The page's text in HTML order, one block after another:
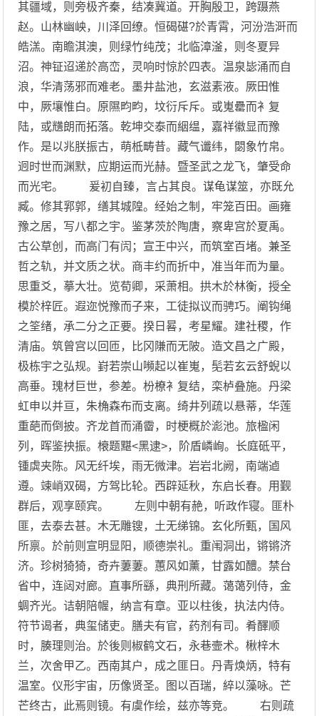
其疆域，则旁极齐秦，结凑冀道。开胸殷卫，跨蹑燕
赵。山林幽岟，川泽回缭。恒碣碪?於青霄，河汾浩涆而
皓溔。南瞻淇澳，则绿竹纯茂；北临漳滏，则冬夏异
沼。神钲迢递於高峦，灵响时惊於四表。温泉毖涌而自
浪，华清荡邪而难老。墨井盐池，玄滋素液。厥田惟
中，厥壤惟白。原隰畇畇，坟衍斥斥。或嵬罍而衤复
陆，或黋朗而拓落。乾坤交泰而絪缊，嘉祥徽显而豫
作。是以兆朕振古，萌柢畴昔。藏气谶纬，閟象竹帛。
迥时世而渊默，应期运而光赫。暨圣武之龙飞，肇受命
而光宅。 爰初自臻，言占其良。谋龟谋筮，亦既允
臧。修其郛郭，缮其城隍。经始之制，牢笼百田。画雍
豫之居，写八都之宇。鉴茅茨於陶唐，察卑宫於夏禹。
古公草创，而高门有闶；宣王中兴，而筑室百堵。兼圣
哲之轨，并文质之状。商丰约而折中，准当年而为量。
思重爻，摹大壮。览荀卿，采萧相。拱木於林衡，授全
模於梓匠。遐迩悦豫而子来，工徒拟议而骋巧。阐钩绳
之筌绪，承二分之正要。揆日晷，考星耀。建社稷，作
清庙。筑曾宫以回匝，比冈隒而无陂。造文昌之广殿，
极栋宇之弘规。崶若崇山嚬起以崔嵬，髧若玄云舒蜺以
高垂。瑰材巨世，参差。枌橑衤复结，栾栌叠施。丹梁
虹申以并亘，朱桷森布而支离。绮井列疏以悬蒂，华莲
重葩而倒披。齐龙首而涌霤，时梗概於滮池。旅楹闲
列，晖鉴抰振。榱题黮<黑逮>，阶盾嶙峋。长庭砥平，
锺虡夹陈。风无纤埃，雨无微津。岩岩北阙，南端逌
遵。竦峭双碣，方驾比轮。西辟延秋，东启长春。用觐
群后，观享颐宾。 左则中朝有赩，听政作寝。匪朴
匪，去泰去甚。木无雕锼，土无绨锦。玄化所甄，国风
所禀。於前则宣明显阳，顺德崇礼。重闱洞出，锵锵济
济。珍树猗猗，奇卉萋萋。蕙风如薰，甘露如醴。禁台
省中，连闼对廊。直事所繇，典刑所藏。蔼蔼列侍，金
蜩齐光。诘朝陪幄，纳言有章。亚以柱後，执法内侍。
符节谒者，典玺储吏。膳夫有官，药剂有司。肴醳顺
时，腠理则治。於後则椒鹤文石，永巷壸术。楸梓木
兰，次舍甲乙。西南其户，成之匪日。丹青焕炳，特有
温室。仪形宇宙，历像贤圣。图以百瑞，綷以藻咏。芒
芒终古，此焉则镜。有虞作绘，兹亦等竞。 右则疏